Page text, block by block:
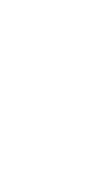
295/35R22
305/50R20